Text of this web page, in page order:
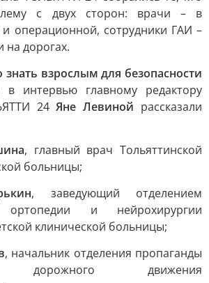
с двух сторон: врачи – в
операционной, сотрудники ГАИ –
на дорогах.
знать взрослым для безопасности
интервью главному редактору
24Яне Левиной рассказали
, главный врач Тольяттинской
больницы;
, заведующий отделением
ортопедии и нейрохирургии
клинической больницы;
, начальник отделения пропаганды
дорожного движения